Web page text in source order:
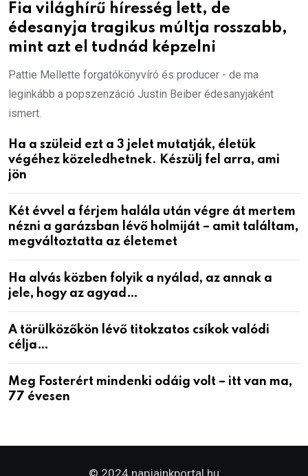
Fia világhírű híresség lett, de
édesanyja tragikus múltja rosszabb,
mint azt el tudnád képzelni
Pattie Mellette forgatókönyvíró és producer - de ma
leginkább a popszenzáció Justin Beiber édesanyjaként
ismert.
Ha a szüleid ezt a 3 jelet mutatják, életük
végéhez közeledhetnek. Készülj fel arra, ami
jön
Két évvel a férjem halála után végre át mertem
nézni a garázsban lévő holmiját – amit találtam,
megváltoztatta az életemet
Ha alvás közben folyik a nyálad, az annak a
jele, hogy az agyad…
A törülközőkön lévő titokzatos csíkok valódi
célja…
Meg Fosterért mindenki odáig volt – itt van ma,
77 évesen
© 2024 napjainkportal.hu